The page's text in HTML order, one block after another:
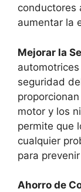
conductores
aumentar la
Mejorar la
seguridad
motor y los
permite que
cualquier
para
Ahorro de